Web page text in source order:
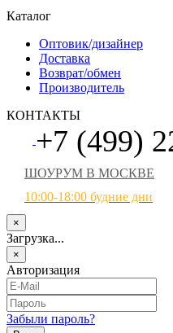
Каталог
Оптовик/дизайнер
Доставка
Возврат/обмен
Производитель
КОНТАКТЫ
+7 (499)
ШОУРУМ В МОСКВЕ
10:00-18:00 будние дни
×
Загрузка...
×
Авторизация
Забыли пароль?